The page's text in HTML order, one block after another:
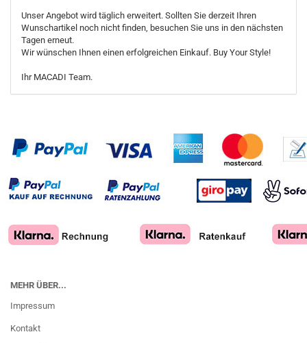
Unser Angebot wird täglich erweitert. Sollten Sie derzeit Ihren
Wunschartikel noch nicht finden, besuchen Sie uns in den nächsten
Tagen erneut.
Wir wünschen Ihnen einen erfolgreichen Einkauf. Buy Your Style!
Ihr MACADI Team.
MEHR ÜBER...
Impressum
Kontakt